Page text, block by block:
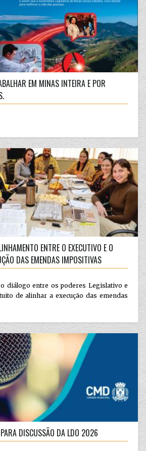
EM MINAS INTEIRA E POR
ENTRE O EXECUTIVO E O
DAS EMENDAS IMPOSITIVAS
diálogo entre os poderes Legislativo e
de alinhar a execução das emendas
DISCUSSÃO DA LDO 2026